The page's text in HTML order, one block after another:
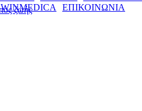
WINMEDICA ΕΠΙΚΟΙΝΩΝΙΑ